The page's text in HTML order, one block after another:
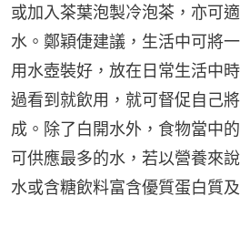
或加入茶葉泡製冷泡茶，亦可
水。鄭穎倢建議，生活中可將
用水壺裝好，放在日常生活中
過看到就飲用，就可督促自己
成。除了白開水外，食物當中
可供應最多的水，若以營養來
水或含糖飲料富含優質蛋白質